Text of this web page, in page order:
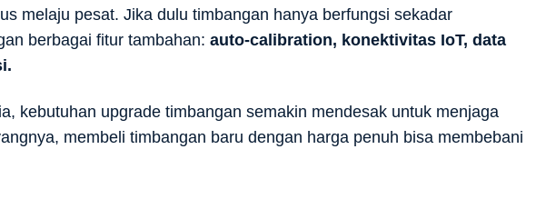
melaju pesat. Jika dulu timbangan hanya berfungsi sekadar
berbagai fitur tambahan: auto-calibration, konektivitas IoT, data
kebutuhan upgrade timbangan semakin mendesak untuk menjaga
membeli timbangan baru dengan harga penuh bisa membebani